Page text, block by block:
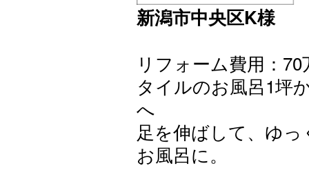
新潟市中央区K様
リフォーム費用：
タイルのお風呂1坪
へ
足を伸ばして、ゆ
お風呂に。